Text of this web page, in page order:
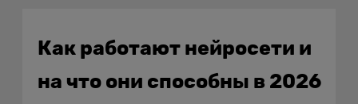
Как работают нейросети и
на что они способны в 2026